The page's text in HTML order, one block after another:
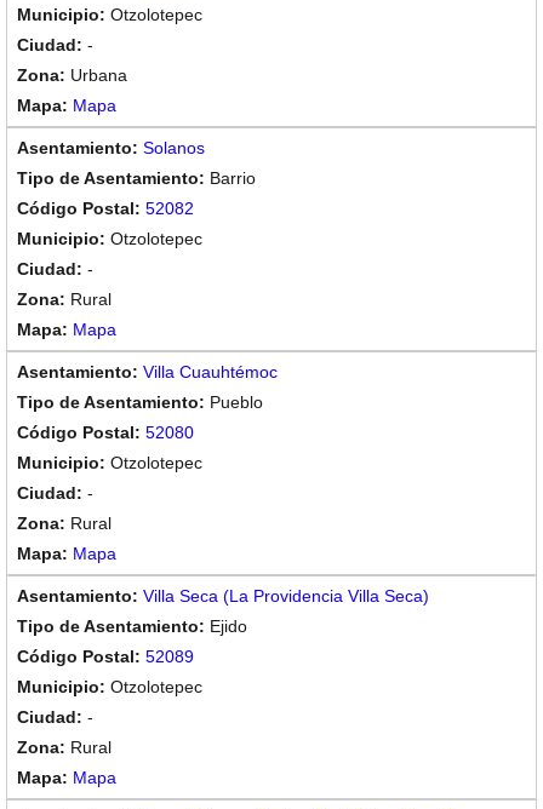
Otzolotepec
-
Urbana
Mapa
Solanos
Barrio
52082
Otzolotepec
-
Rural
Mapa
Villa Cuauhtémoc
Pueblo
52080
Otzolotepec
-
Rural
Mapa
Villa Seca (La Providencia Villa Seca)
Ejido
52089
Otzolotepec
-
Rural
Mapa